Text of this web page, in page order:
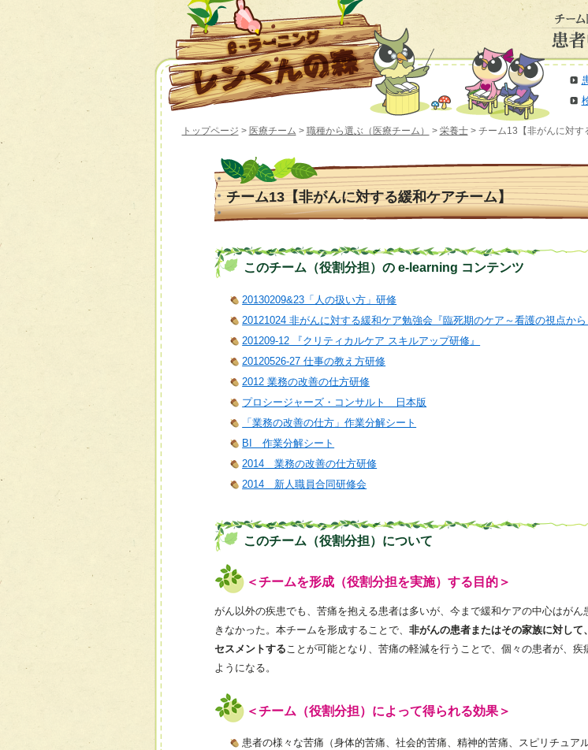
トップページ > 医療チーム > 職種から選ぶ（医療チーム） > 栄養士> チーム13【非がんに対す
チーム13【非がんに対する緩和ケアチーム】
このチーム（役割分担）の e-learning コンテンツ
20130209&23「人の扱い方」研修
20121024 非がんに対する緩和ケア勉強会『臨死期のケア～看護の視点から
201209-12 『クリティカルケア スキルアップ研修』
20120526-27 仕事の教え方研修
2012 業務の改善の仕方研修
プロシージャーズ・コンサルト 日本版
「業務の改善の仕方」作業分解シート
BI 作業分解シート
2014 業務の改善の仕方研修
2014 新人職員合同研修会
このチーム（役割分担）について
＜チームを形成（役割分担を実施）する目的＞
がん以外の疾患でも、苦痛を抱える患者は多いが、今まで緩和ケアの中心はが
きなかった。本チームを形成することで、 非がんの患者またはその家族に対し
セスメントする ことが可能となり、苦痛の軽減を行うことで、個々の患者が、
ようになる。
＜チーム（役割分担）によって得られる効果＞
患者の様々な苦痛（身体的苦痛、社会的苦痛、精神的苦痛、スピリチュ